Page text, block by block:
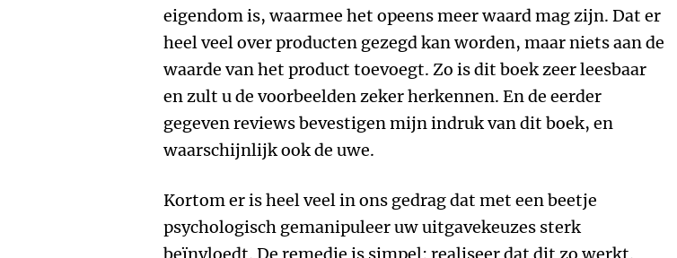
eigendom is, waarmee het opeens meer waard mag zijn. Dat er
heel veel over producten gezegd kan worden, maar niets aan de
waarde van het product toevoegt. Zo is dit boek zeer leesbaar
en zult u de voorbeelden zeker herkennen. En de eerder
gegeven reviews bevestigen mijn indruk van dit boek, en
waarschijnlijk ook de uwe.
Kortom er is heel veel in ons gedrag dat met een beetje
psychologisch gemanipuleer uw uitgavekeuzes sterk